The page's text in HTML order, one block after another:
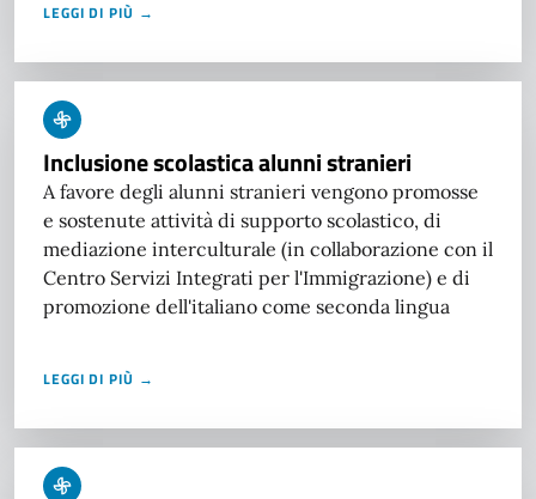
LEGGI DI PIÙ →
Inclusione scolastica alunni stranieri
A favore degli alunni stranieri vengono promosse
e sostenute attività di supporto scolastico, di
mediazione interculturale (in collaborazione con il
Centro Servizi Integrati per l'Immigrazione) e di
promozione dell'italiano come seconda lingua
LEGGI DI PIÙ →